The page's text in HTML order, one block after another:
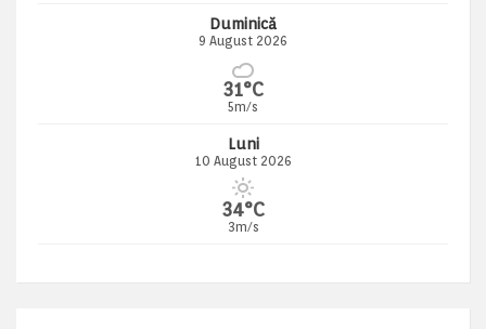
Duminică
9 August 2026
31°C
5m/s
Luni
10 August 2026
34°C
3m/s